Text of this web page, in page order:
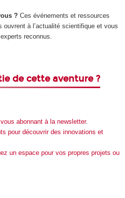
? Ces événements et ressources
à l’actualité scientifique et vous
reconnus.
de cette aventure ?
abonnant à la newsletter.
pour découvrir des innovations et
un espace pour vos propres projets ou